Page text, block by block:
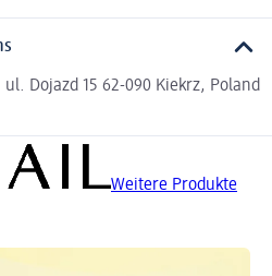
Dojazd 15 62-090 Kiekrz, Poland
Weitere Produkte